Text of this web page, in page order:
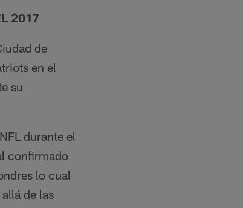
2017
de
en el
su
durante el
confirmado
lo cual
de las